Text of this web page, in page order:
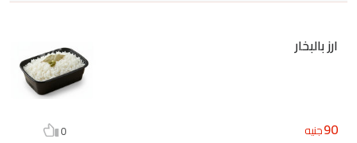
ارز بالبخار
90جنيه 0